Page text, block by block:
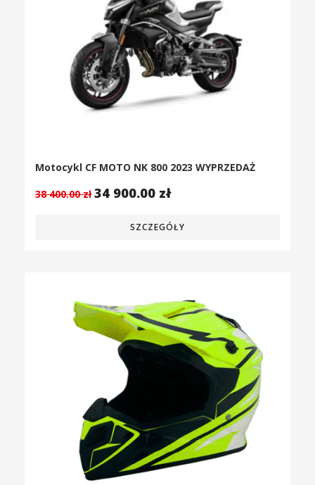
Motocykl CF MOTO NK 800 2023 WYPRZEDAŻ
38 400.00zł 34 900.00 zł
SZCZEGÓŁY